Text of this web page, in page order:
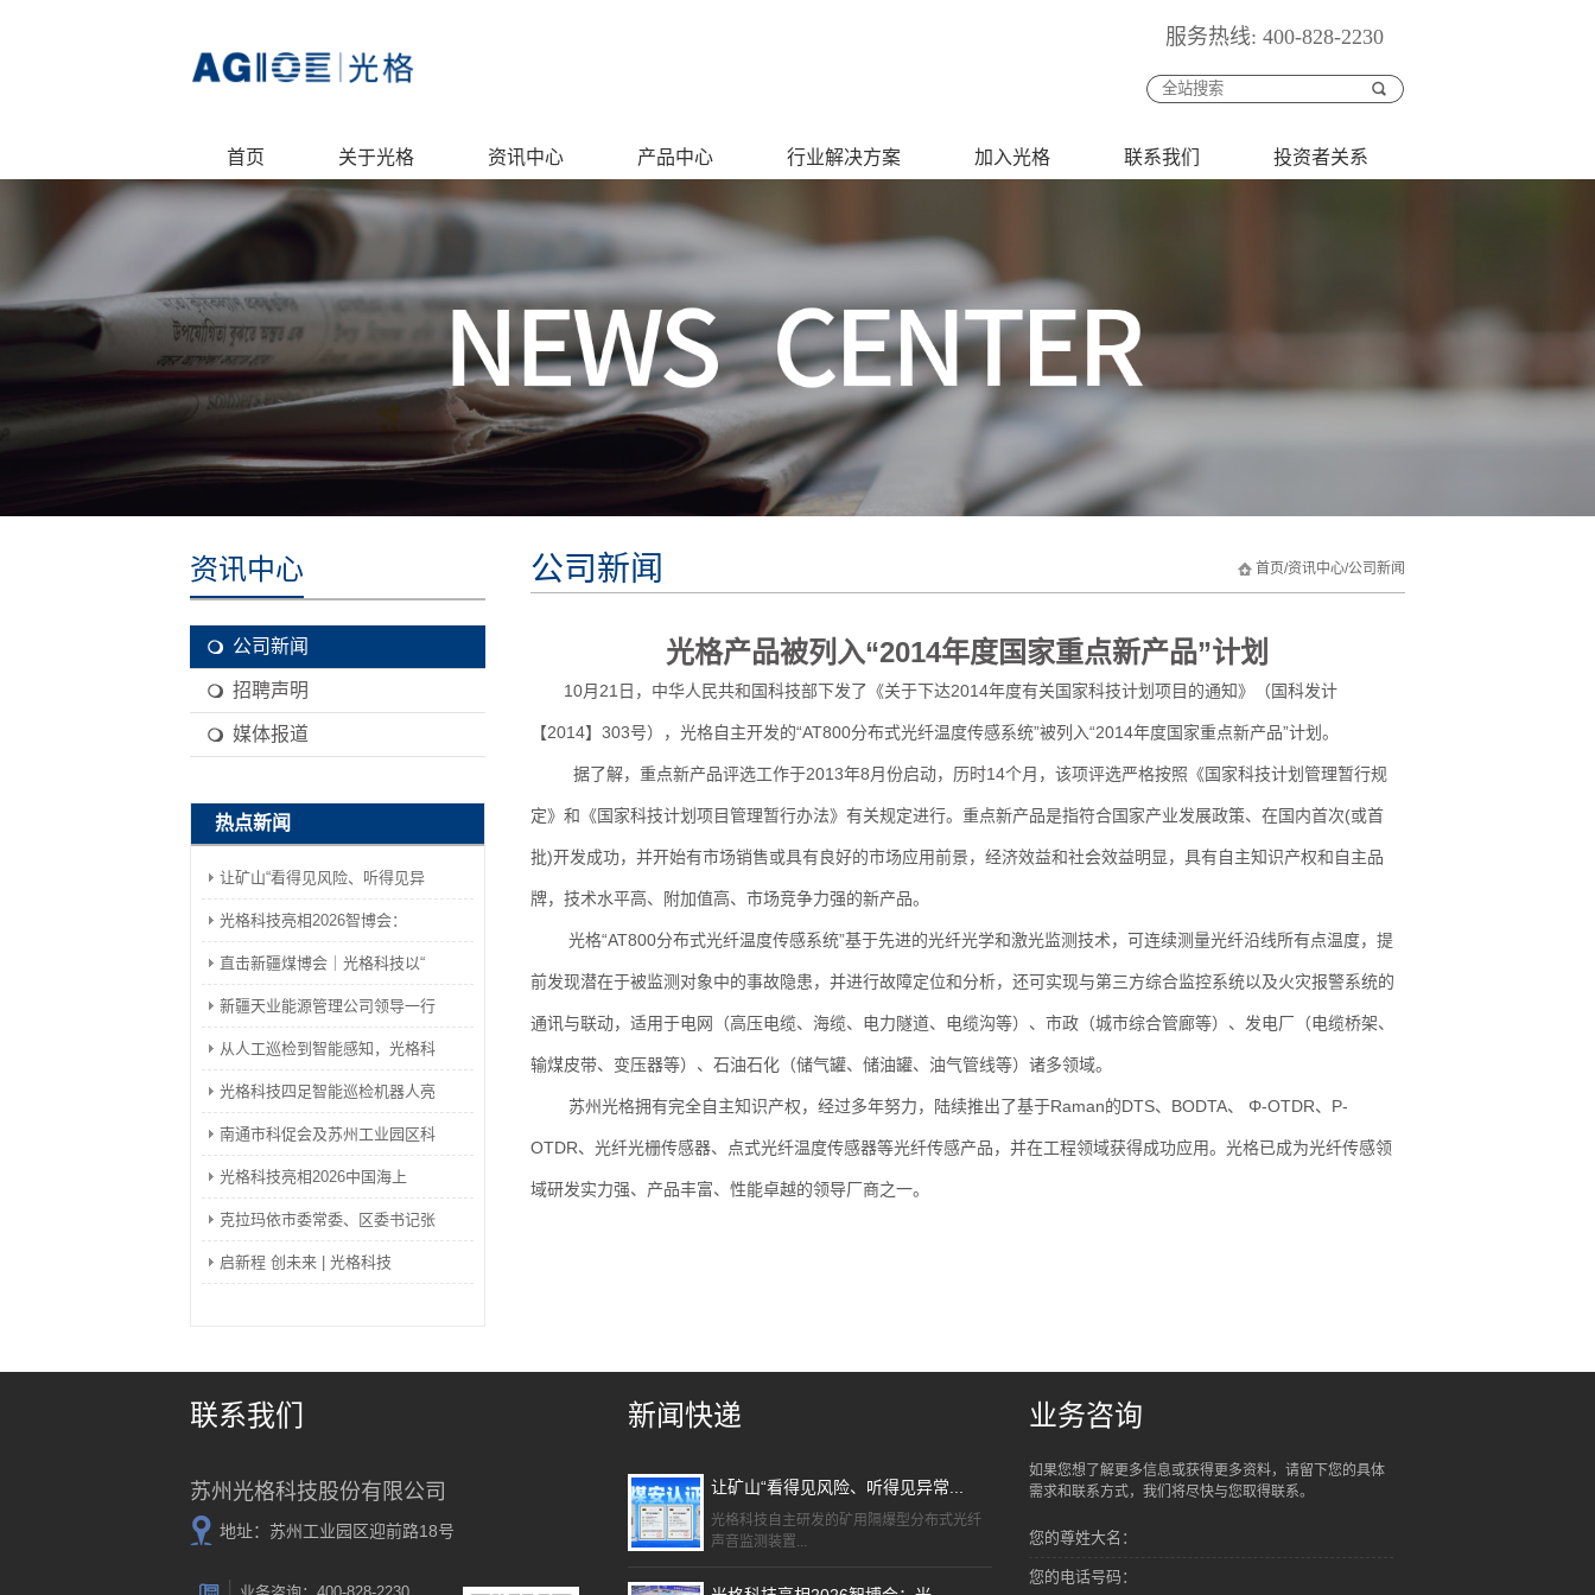
服务热线: 400-828-2230
首页 关于光格 资讯中心 产品中心 行业解决方案 加入光格 联系我们 投资者关系
资讯中心
公司新闻
招聘声明
媒体报道
热点新闻
让矿山“看得见风险、听得见异
光格科技亮相2026智博会：
直击新疆煤博会｜光格科技以“
新疆天业能源管理公司领导一行
从人工巡检到智能感知，光格科
光格科技四足智能巡检机器人亮
南通市科促会及苏州工业园区科
光格科技亮相2026中国海上
克拉玛依市委常委、区委书记张
启新程 创未来 | 光格科技
首页/资讯中心/公司新闻
公司新闻
光格产品被列入“2014年度国家重点新产品”计划
10月21日，中华人民共和国科技部下发了《关于下达2014年度有关国家科技计划项目的通知》（国科发计
【2014】303号），光格自主开发的“AT800分布式光纤温度传感系统”被列入“2014年度国家重点新产品”计划。
据了解，重点新产品评选工作于2013年8月份启动，历时14个月，该项评选严格按照《国家科技计划管理暂行规
定》和《国家科技计划项目管理暂行办法》有关规定进行。重点新产品是指符合国家产业发展政策、在国内首次(或首
批)开发成功，并开始有市场销售或具有良好的市场应用前景，经济效益和社会效益明显，具有自主知识产权和自主品
牌，技术水平高、附加值高、市场竞争力强的新产品。
光格“AT800分布式光纤温度传感系统”基于先进的光纤光学和激光监测技术，可连续测量光纤沿线所有点温度，提
前发现潜在于被监测对象中的事故隐患，并进行故障定位和分析，还可实现与第三方综合监控系统以及火灾报警系统的
通讯与联动，适用于电网（高压电缆、海缆、电力隧道、电缆沟等）、市政（城市综合管廊等）、发电厂（电缆桥架、
输煤皮带、变压器等）、石油石化（储气罐、储油罐、油气管线等）诸多领域。
苏州光格拥有完全自主知识产权，经过多年努力，陆续推出了基于Raman的DTS、BODTA、 Φ-OTDR、P-
OTDR、光纤光栅传感器、点式光纤温度传感器等光纤传感产品，并在工程领域获得成功应用。光格已成为光纤传感领
域研发实力强、产品丰富、性能卓越的领导厂商之一。
联系我们
苏州光格科技股份有限公司
地址：苏州工业园区迎前路18号
新闻快递
让矿山“看得见风险、听得见异常...
光格科技自主研发的矿用隔爆型分布式光纤
声音监测装置...
业务咨询
如果您想了解更多信息或获得更多资料，请留下您的具体
需求和联系方式，我们将尽快与您取得联系。
您的尊姓大名：
您的电话号码：